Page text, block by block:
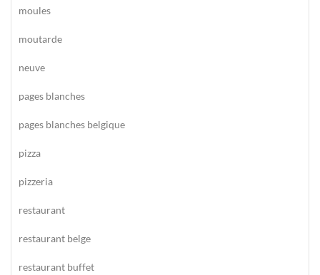
moules
moutarde
neuve
pages blanches
pages blanches belgique
pizza
pizzeria
restaurant
restaurant belge
restaurant buffet